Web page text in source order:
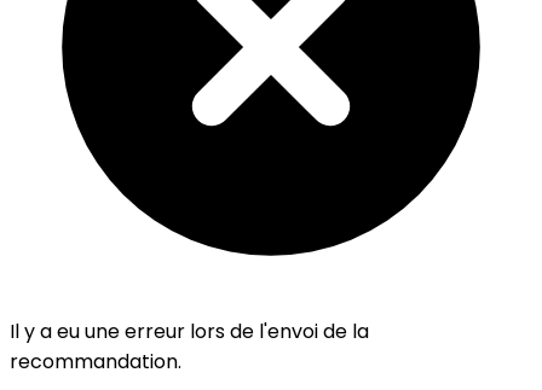
Il y a eu une erreur lors de l'envoi de la
recommandation.